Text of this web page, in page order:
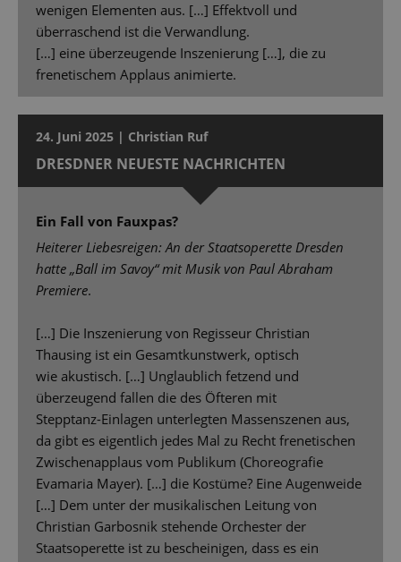
wenigen Elementen aus. […] Effektvoll und
überraschend ist die Verwandlung.
[…] eine überzeugende Inszenierung […], die zu
frenetischem Applaus animierte.
24. Juni 2025 | Christian Ruf
DRESDNER NEUESTE NACHRICHTEN
Ein Fall von Fauxpas?
Heiterer Liebesreigen: An der Staatsoperette Dresden
hatte „Ball im Savoy“ mit Musik von Paul Abraham
Premiere.
[…] Die Inszenierung von Regisseur Christian
Thausing ist ein Gesamtkunstwerk, optisch
wie akustisch. […] Unglaublich fetzend und
überzeugend fallen die des Öfteren mit
Stepptanz-Einlagen unterlegten Massenszenen aus,
da gibt es eigentlich jedes Mal zu Recht frenetischen
Zwischenapplaus vom Publikum (Choreografie
Evamaria Mayer). […] die Kostüme? Eine Augenweide
[…] Dem unter der musikalischen Leitung von
Christian Garbosnik stehende Orchester der
Staatsoperette ist zu bescheinigen, dass es ein